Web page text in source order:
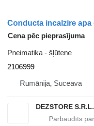
Cena pēc pieprasījuma
Pneimatika - šļūtene
2106999
Rumānija, Suceava
DEZSTORE S.R.L.